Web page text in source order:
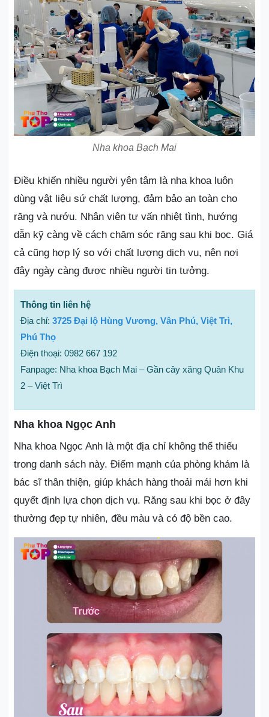
Nha khoa Bạch Mai
Điều khiến nhiều người yên tâm là nha khoa luôn
dùng vật liệu sứ chất lượng, đảm bảo an toàn cho
răng và nướu. Nhân viên tư vấn nhiệt tình, hướng
dẫn kỹ càng về cách chăm sóc răng sau khi bọc. Giá
cả cũng hợp lý so với chất lượng dịch vụ, nên nơi
đây ngày càng được nhiều người tin tưởng.
Thông tin liên hệ
Địa chỉ: 3725 Đại lộ Hùng Vương, Vân Phú, Việt Trì,
Phú Thọ
Điện thoại: 0982 667 192
Fanpage: Nha khoa Bạch Mai – Gần cây xăng Quân Khu
2 – Việt Trì
Nha khoa Ngọc Anh
Nha khoa Ngọc Anh là một địa chỉ không thể thiếu
trong danh sách này. Điểm mạnh của phòng khám là
bác sĩ thân thiện, giúp khách hàng thoải mái hơn khi
quyết định lựa chọn dịch vụ. Răng sau khi bọc ở đây
thường đẹp tự nhiên, đều màu và có độ bền cao.